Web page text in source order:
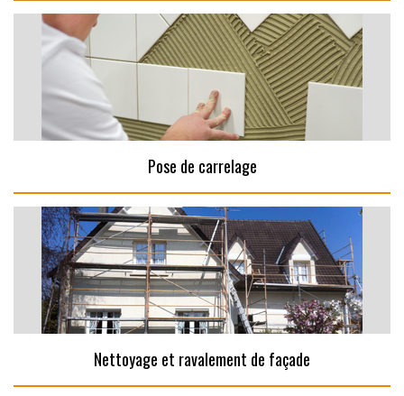
Pose de carrelage
Nettoyage et ravalement de façade